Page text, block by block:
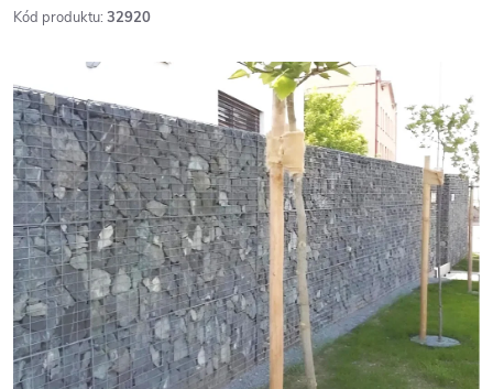
Kód produktu: 32920